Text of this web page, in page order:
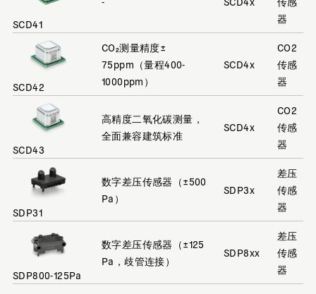
SCD41
器
SCD42
CO₂测量精度±
75ppm（量程400-
1000ppm）
SCD4x
CO2
传感
器
SCD43
高精度二氧化碳测量，
全面兼容建筑标准
SCD4x
CO2
传感
器
SDP31
数字差压传感器（±500
Pa）
SDP3x
差压
传感
器
SDP800-125Pa
数字差压传感器（±125
Pa，歧管连接）
SDP8xx
差压
传感
器